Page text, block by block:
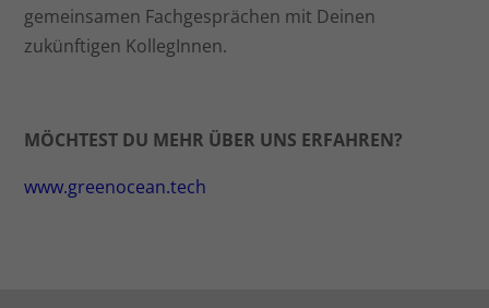
gemeinsamen Fachgesprächen mit Deinen
zukünftigen KollegInnen.
MÖCHTEST DU MEHR ÜBER UNS ERFAHREN?
www.greenocean.tech